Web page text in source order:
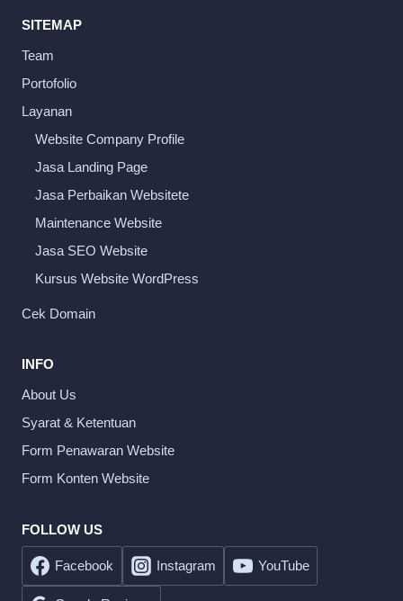
SITEMAP
Team
Portofolio
Layanan
Website Company Profile
Jasa Landing Page
Jasa Perbaikan Websitete
Maintenance Website
Jasa SEO Website
Kursus Website WordPress
Cek Domain
INFO
About Us
Syarat & Ketentuan
Form Penawaran Website
Form Konten Website
FOLLOW US
Facebook Instagram YouTube